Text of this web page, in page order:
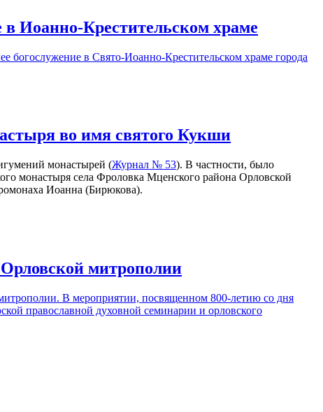
Иоанно-Крестительском храме
богослужение в Свято-Иоанно-Крестительском храме города
во имя святого Кукши
монастырей (Журнал № 53). В частности, было
монастыря села Фроловка Мценского района Орловской
Иоанна (Бирюкова).
митрополии
В мероприятии, посвященном 800-летию со дня
православной духовной семинарии и орловского